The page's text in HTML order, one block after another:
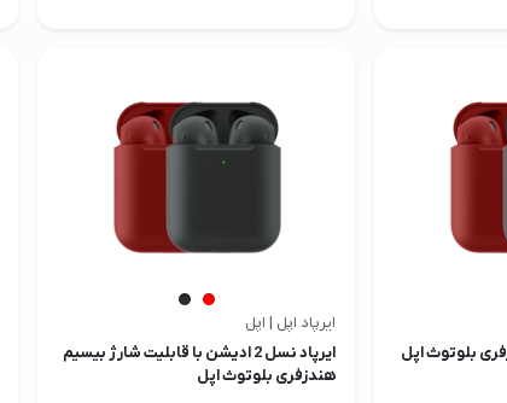
ایرپاد اپل | اپل
ایرپاد نسل 2 ادیشن با قابلیت شارژ بیسیم
هندزفری بلوتوث اپل